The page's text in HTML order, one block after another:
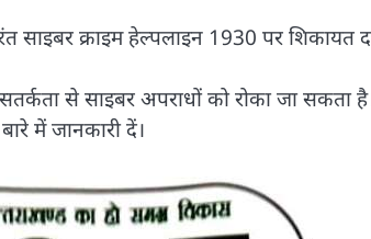
साइबर क्राइम हेल्पलाइन 1930 पर शिकायत
से साइबर अपराधों को रोका जा
में जानकारी दें।